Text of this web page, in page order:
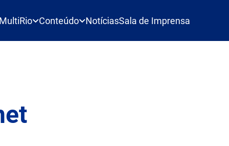
Conteúdo NotíciasSala de Imprensa